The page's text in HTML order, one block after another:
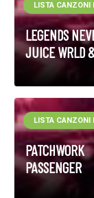
LEGENDS
JUICE WRLD
LISTA CANZONI
PATCHWORK
PASSENGER
LISTA CANZONI